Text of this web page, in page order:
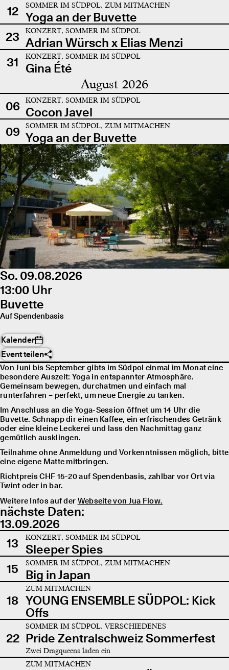
12 SOMMER IM SÜDPOL, ZUM MITMACHEN
Yoga an der Buvette
23
KONZERT, SOMMER IM SÜDPOL
Adrian Würsch x Elias Menzi
31
KONZERT, SOMMER IM SÜDPOL
Gina Été
August 2026
06 KONZERT, SOMMER IM SÜDPOL
Cocon Javel
09
SOMMER IM SÜDPOL, ZUM MITMACHEN
Yoga an der Buvette
So. 09.08.2026
13:00 Uhr
Buvette
Auf Spendenbasis
Kalender
Event teilen
Von Juni bis September gibts im Südpol einmal im Monat eine
besondere Auszeit: Yoga in entspannter Atmosphäre.
Gemeinsam bewegen, durchatmen und einfach mal
runterfahren – perfekt, um neue Energie zu tanken.
Im Anschluss an die Yoga-Session öffnet um 14 Uhr die
Buvette. Schnapp dir einen Kaffee, ein erfrischendes Getränk
oder eine kleine Leckerei und lass den Nachmittag ganz
gemütlich ausklingen.
Teilnahme ohne Anmeldung und Vorkenntnissen möglich, bitte
eine eigene Matte mitbringen.
Richtpreis CHF 15-20 auf Spendenbasis, zahlbar vor Ort via
Twint oder in bar.
Weitere Infos auf der Webseite von Jua Flow.
nächste Daten:
13.09.2026
13
KONZERT, SOMMER IM SÜDPOL
Sleeper Spies
15
SOMMER IM SÜDPOL, ZUM MITMACHEN
Big in Japan
18
ZUM MITMACHEN
YOUNG ENSEMBLE SÜDPOL: Kick
Offs
22
SOMMER IM SÜDPOL, VERSCHIEDENES
Pride Zentralschweiz Sommerfest
Zwei Dragqueens laden ein
ZUM MITMACHEN